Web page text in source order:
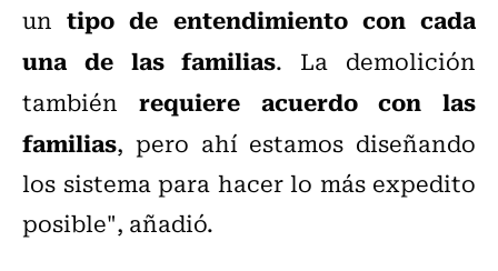
untipo de entendimiento con cada
una de las familias. La demolición
también requiere acuerdo con las
familias, pero ahí estamos diseñando
los sistema para hacer lo más expedito
posible", añadió.